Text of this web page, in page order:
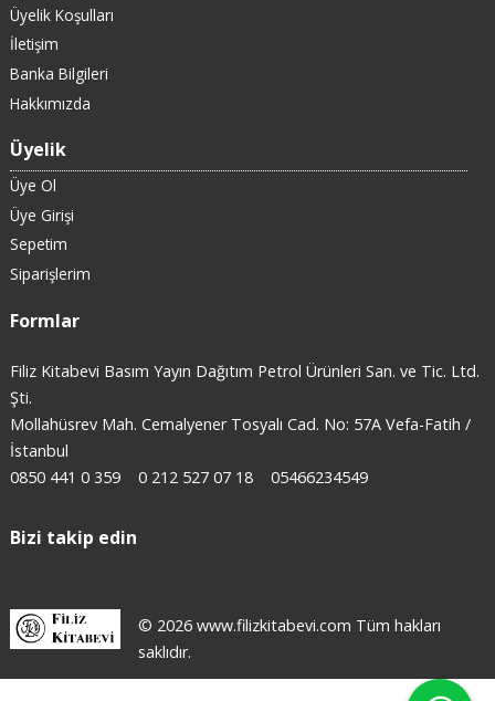
Üyelik Koşulları
İletişim
Banka Bilgileri
Hakkımızda
Üyelik
Üye Ol
Üye Girişi
Sepetim
Siparişlerim
Formlar
Filiz Kitabevi Basım Yayın Dağıtım Petrol Ürünleri San. ve Tic. Ltd.
Şti.
Mollahüsrev Mah. Cemalyener Tosyalı Cad. No: 57A Vefa-Fatih /
İstanbul
0850 441 0 359
0 212 527 07 18 05466234549
Bizi takip edin
© 2026 www.filizkitabevi.com Tüm hakları
saklıdır.